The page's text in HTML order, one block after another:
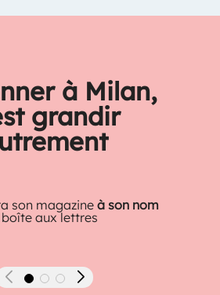
à Milan,
grandir
son magazineà son nom
aux lettres
Précédent Suivant